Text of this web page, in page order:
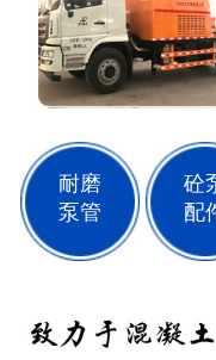
耐磨
泵管
砼
配